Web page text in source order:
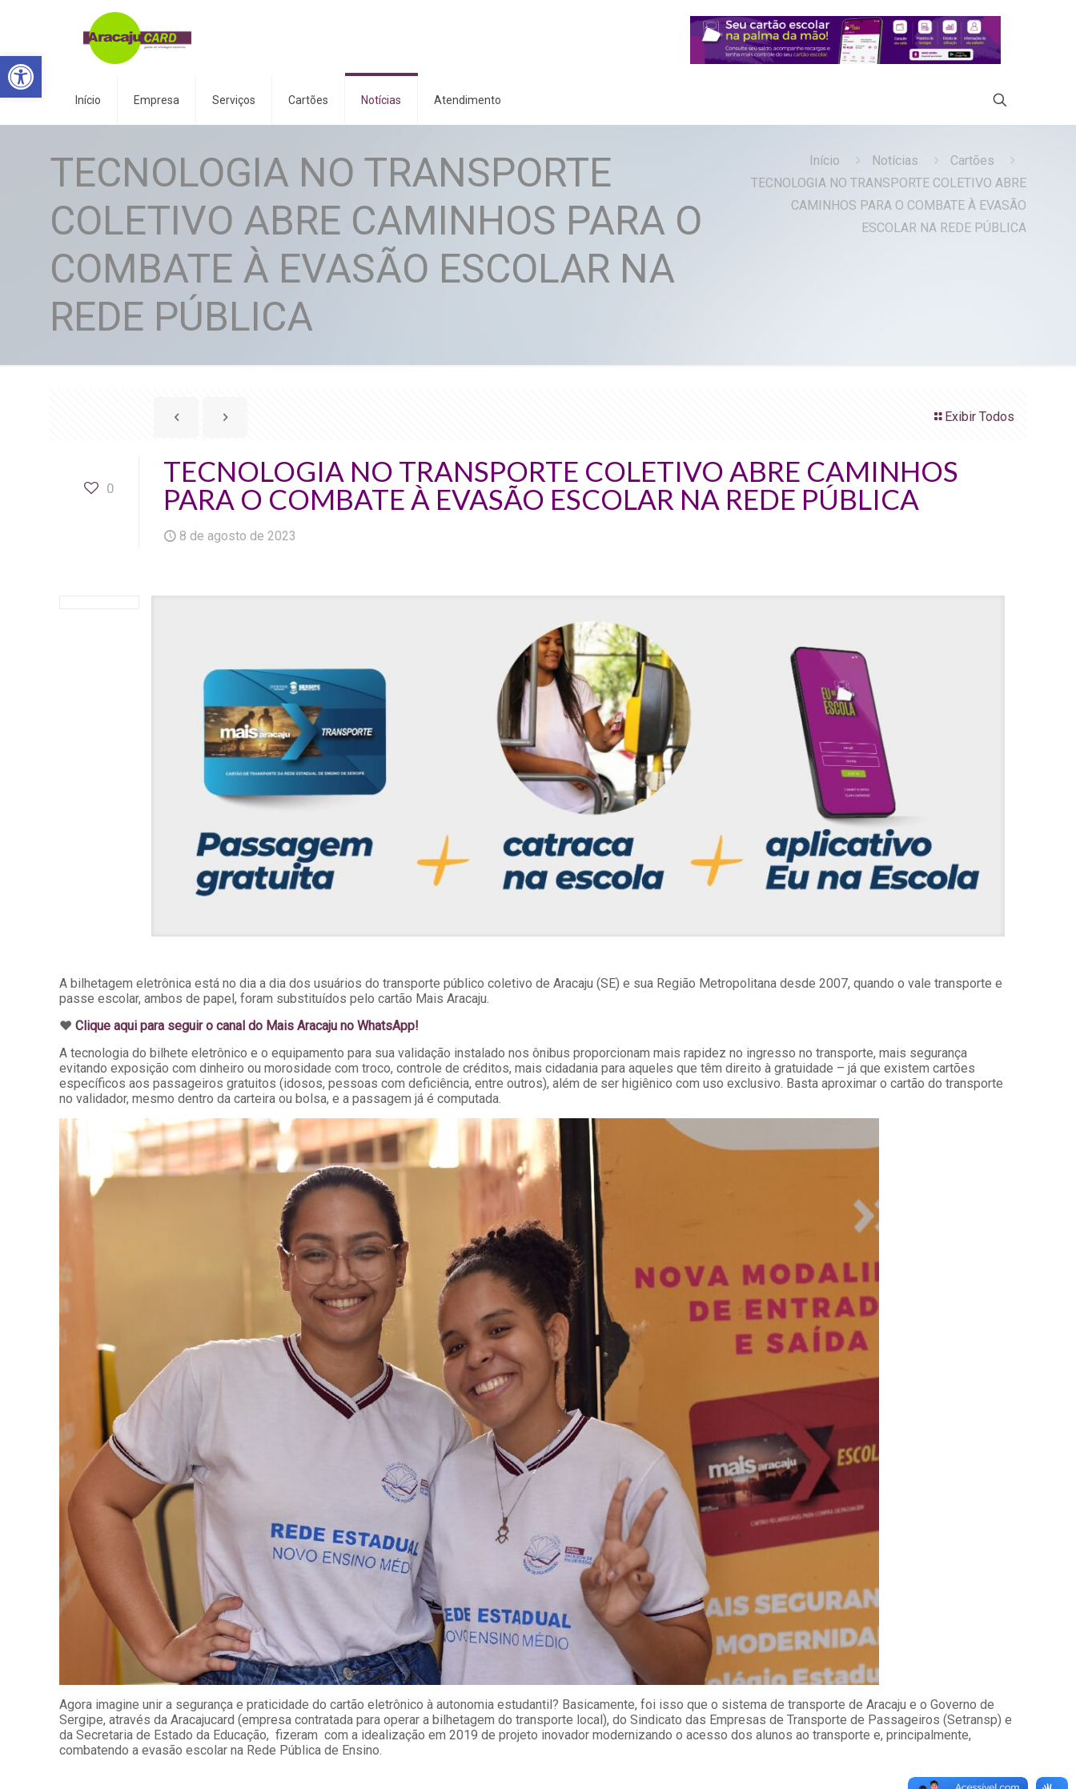
Abrir a barra de ferramentas
Início Empresa Serviços Cartões Notícias Atendimento
TECNOLOGIA NO TRANSPORTE
COLETIVO ABRE CAMINHOS PARA O
COMBATE À EVASÃO ESCOLAR NA
REDE PÚBLICA
Início Notícias
Cartões
TECNOLOGIA NO TRANSPORTE COLETIVO ABRE
CAMINHOS PARA O COMBATE À EVASÃO
ESCOLAR NA REDE PÚBLICA
Exibir Todos
0
TECNOLOGIA NO TRANSPORTE COLETIVO ABRE CAMINHOS
PARA O COMBATE À EVASÃO ESCOLAR NA REDE PÚBLICA
8 de agosto de 2023
A bilhetagem eletrônica está no dia a dia dos usuários do transporte público coletivo de Aracaju (SE) e sua Região Metropolitana desde 2007, quando o vale transporte e
passe escolar, ambos de papel, foram substituídos pelo cartão Mais Aracaju.
♥️Clique aqui para seguir o canal do Mais Aracaju no WhatsApp!
A tecnologia do bilhete eletrônico e o equipamento para sua validação instalado nos ônibus proporcionam mais rapidez no ingresso no transporte, mais segurança
evitando exposição com dinheiro ou morosidade com troco, controle de créditos, mais cidadania para aqueles que têm direito à gratuidade – já que existem cartões
específicos aos passageiros gratuitos (idosos, pessoas com deficiência, entre outros), além de ser higiênico com uso exclusivo. Basta aproximar o cartão do transporte
no validador, mesmo dentro da carteira ou bolsa, e a passagem já é computada.
Agora imagine unir a segurança e praticidade do cartão eletrônico à autonomia estudantil? Basicamente, foi isso que o sistema de transporte de Aracaju e o Governo de
Sergipe, através da Aracajucard (empresa contratada para operar a bilhetagem do transporte local), do Sindicato das Empresas de Transporte de Passageiros (Setransp) e
da Secretaria de Estado da Educação, fizeram com a idealização em 2019 de projeto inovador modernizando o acesso dos alunos ao transporte e, principalmente,
combatendo a evasão escolar na Rede Pública de Ensino.